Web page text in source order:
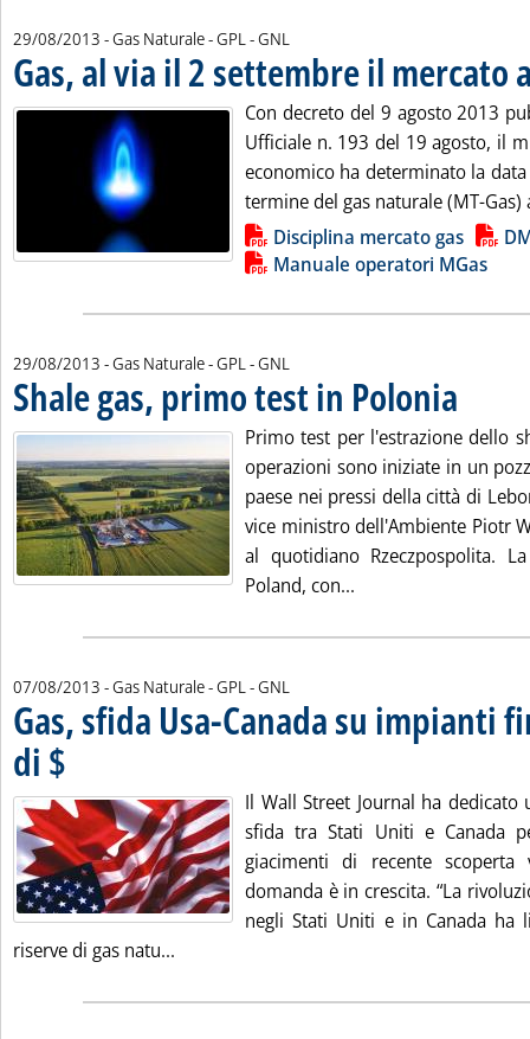
29/08/2013 - Gas Naturale - GPL - GNL
Gas, al via il 2 settembre il mercato
Con decreto del 9 agosto 2013
Ufficiale n. 193 del 19 agosto, il
economico ha determinato la
termine del gas naturale (MT-
Lista allegati PDF alla notiziaDisciplina mercato gas
Manuale operatori MGas
29/08/2013 - Gas Naturale - GPL - GNL
Shale gas, primo test in Polonia
Primo test per l'estrazione dello
operazioni sono iniziate in un
paese nei pressi della città di
vice ministro dell'Ambiente Piotr
al quotidiano Rzeczpospolita.
Poland, con...
07/08/2013 - Gas Naturale - GPL - GNL
Gas, sfida Usa-Canada su impianti
di $
Il Wall Street Journal ha
sfida tra Stati Uniti e Canada
giacimenti di recente
domanda è in crescita. “La
negli Stati Uniti e in Canada ha
riserve di gas natu...